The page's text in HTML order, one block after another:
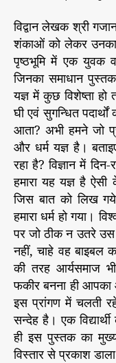
विद्वान लेखक श्री
शंकाओं को लेकर उनका
पृष्ठभूमि में एक युवक
जिनका समाधान
यज्ञ में कुछ विशेष्ता
घी एवं सुगन्धित
आता? अभी हमने जो
और धर्म यज्ञ है।
रहा है? विज्ञान में
हमारा यह यज्ञ है ऐसी
जिस बात को लिख
हमारा धर्म हो गया।
पर जो ठीक न उतरे उस
नहीं, चाहे वह बाइबल
की तरह आर्यसमाज
फकीर बनना ही आपका
इस प्रांगण में चलती
सन्देह है। एक
ही इस पुस्तक का
विस्तार से प्रकाश